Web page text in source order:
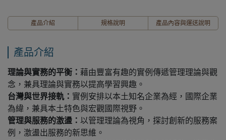
產品介紹 規格說明 產品內容與運送說明
產品介紹
理論與實務的平衡： 藉由豐富有趣的實例傳遞管理理論與觀
念，兼具理論與實務以提高學習興趣。
台灣與世界接軌： 實例安排以本土知名企業為經，國際企業
為緯，兼具本土特色與宏觀國際視野。
管理與服務的激盪： 以管理理論為視角，探討創新的服務案
例，激盪出服務的新思維。